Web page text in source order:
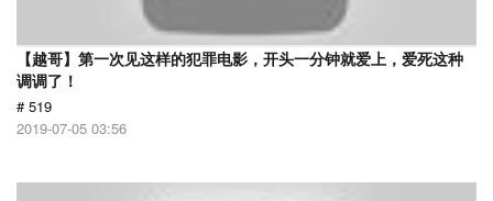
【越哥】第一次见这样的犯罪电影，开头一分钟就爱上，爱死这种
调调了！
# 519
2019-07-05 03:56